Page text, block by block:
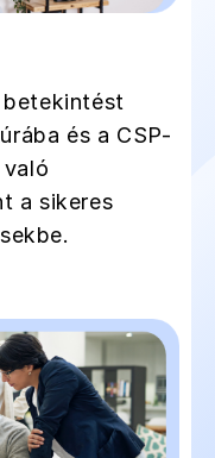
betekintést
és a CSP-
a sikeres